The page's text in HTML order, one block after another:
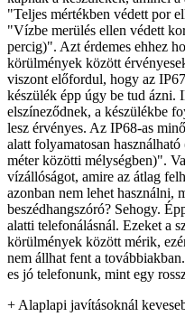
"Teljes mértékben védett por
"Vízbe merülés ellen védett
percig)". Azt érdemes ehhez
körülmények között
viszont előfordul, hogy az
készülék épp úgy be tud
elszíneződnek, a készülékbe
lesz érvényes. Az IP68-as
alatt folyamatosan
méter közötti mélységben)".
vízállóságot, amire az átlag
azonban nem lehet használni,
beszédhangszóró? Sehogy.
alatti telefonálásnál. Ezeket a
körülmények között mérik,
nem állhat fent a
es jó telefonunk, mint egy
+ Alaplapi javításoknál